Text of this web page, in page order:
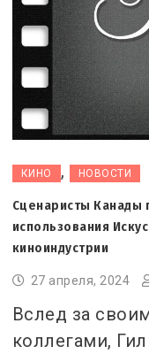
КИНО , НОВОСТИ
Сценаристы Канады
использования
киноиндустрии
27 апреля, 2024
Вслед за
коллегами,